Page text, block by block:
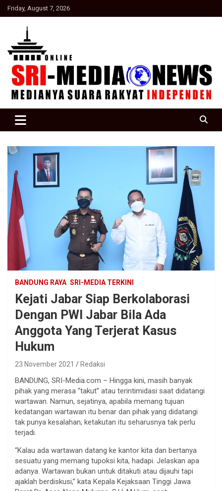
Skip
to
Friday, August 7, 2026
SRI Media news
BANDUNG RAYA SRI-MEDIA TERKINI
Kejati Jabar Siap Berkolaborasi
Dengan PWI Jabar Bila Ada
Anggota Yang Terjerat Kasus
Hukum
23 November 2021 Redaksi
BANDUNG, SRI-Media.com – Hingga kini, masih banyak
pihak yang merasa “takut” atau terintimidasi saat didatangi
wartawan. Namun, sejatinya, apabila memang tujuan
kedatangan wartawan itu benar dan pihak yang didatangi
tak punya kesalahan, ketakutan itu seharusnya tak perlu
terjadi.
“Kalau ada wartawan datang ke kantor kita dan bertanya
sesuatu yang memang tupoksi kita, hadapi. Jelaskan apa
adanya. Wartawan bukan untuk ditakuti atau dijauhi tapi
ajaklah berdiskusi,” kata Kepala Kejaksaan Tinggi Jawa